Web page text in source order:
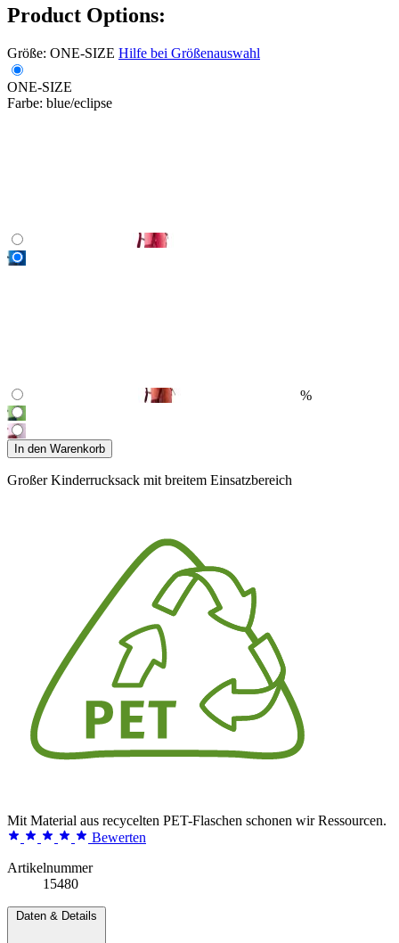
Product Options:
Größe: ONE-SIZE Hilfe bei Größenauswahl
ONE-SIZE
Farbe: blue/eclipse
%
In den Warenkorb
Großer Kinderrucksack mit breitem Einsatzbereich
Mit Material aus recycelten PET-Flaschen schonen wir Ressourcen.
Bewerten
Artikelnummer
15480
Daten & Details